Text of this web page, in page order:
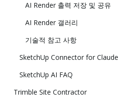
AI Render 출력 저장 및 공유
AI Render 갤러리
기술적 참고 사항
SketchUp Connector for Claude
SketchUp AI FAQ
Trimble Site Contractor